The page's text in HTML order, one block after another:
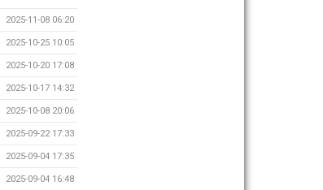
2025-11-08 06:20
2025-10-25 10:05
2025-10-20 17:08
2025-10-17 14:32
2025-10-08 20:06
2025-09-22 17:33
2025-09-04 17:35
2025-09-04 16:48